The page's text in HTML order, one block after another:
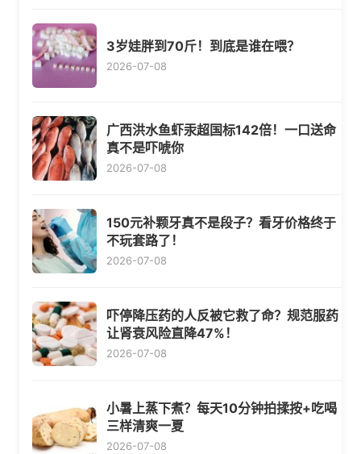
3岁娃胖到70斤！到底是谁在喂？
2026-07-08
广西洪水鱼虾汞超国标142倍！一口送命
真不是吓唬你
2026-07-08
150元补颗牙真不是段子？看牙价格终于
不玩套路了！
2026-07-08
吓停降压药的人反被它救了命？规范服药
让肾衰风险直降47%！
2026-07-08
小暑上蒸下煮？每天10分钟拍揉按+吃喝
三样清爽一夏
2026-07-08